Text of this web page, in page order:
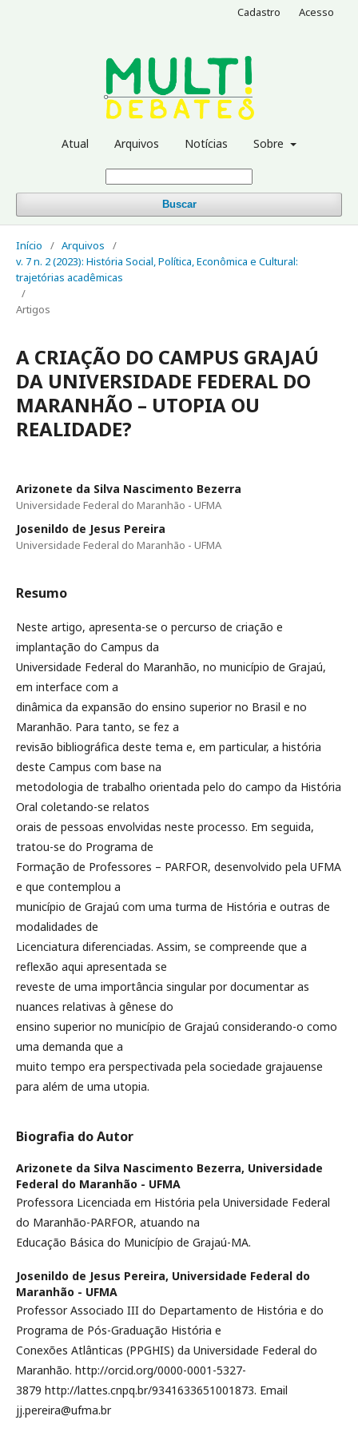
Atual Arquivos Notícias Sobre
Buscar
Cadastro Acesso
Início / Arquivos
/
v. 7 n. 2 (2023): História Social, Política, Econômica e Cultural:
trajetórias acadêmicas
/
Artigos
A CRIAÇÃO DO CAMPUS GRAJAÚ
DA UNIVERSIDADE FEDERAL DO
MARANHÃO – UTOPIA OU
REALIDADE?
Arizonete da Silva Nascimento Bezerra
Universidade Federal do Maranhão - UFMA
Josenildo de Jesus Pereira
Universidade Federal do Maranhão - UFMA
Resumo
Neste artigo, apresenta-se o percurso de criação e
implantação do Campus da
Universidade Federal do Maranhão, no município de Grajaú,
em interface com a
dinâmica da expansão do ensino superior no Brasil e no
Maranhão. Para tanto, se fez a
revisão bibliográfica deste tema e, em particular, a história
deste Campus com base na
metodologia de trabalho orientada pelo do campo da História
Oral coletando-se relatos
orais de pessoas envolvidas neste processo. Em seguida,
tratou-se do Programa de
Formação de Professores – PARFOR, desenvolvido pela UFMA
e que contemplou a
município de Grajaú com uma turma de História e outras de
modalidades de
Licenciatura diferenciadas. Assim, se compreende que a
reflexão aqui apresentada se
reveste de uma importância singular por documentar as
nuances relativas à gênese do
ensino superior no município de Grajaú considerando-o como
uma demanda que a
muito tempo era perspectivada pela sociedade grajauense
para além de uma utopia.
Biografia do Autor
Arizonete da Silva Nascimento Bezerra, Universidade
Federal do Maranhão - UFMA
Professora Licenciada em História pela Universidade Federal
do Maranhão-PARFOR, atuando na
Educação Básica do Município de Grajaú-MA.
Josenildo de Jesus Pereira, Universidade Federal do
Maranhão - UFMA
Professor Associado III do Departamento de História e do
Programa de Pós-Graduação História e
Conexões Atlânticas (PPGHIS) da Universidade Federal do
Maranhão. http://orcid.org/0000-0001-5327-
3879 http://lattes.cnpq.br/9341633651001873. Email
jj.pereira@ufma.br